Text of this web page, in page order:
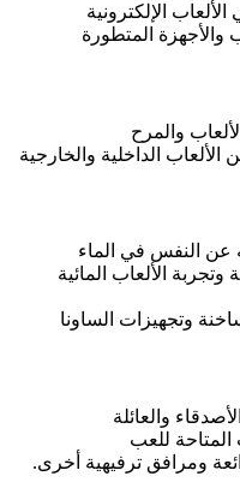
الإلكترونية
المتطورة
والمرح
الداخلية والخارجية
عن النفس في الماء
الألعاب المائية
وتجهيزات الساونا
والعائلة
للعب
ومرافق ترفيهية أخرى.